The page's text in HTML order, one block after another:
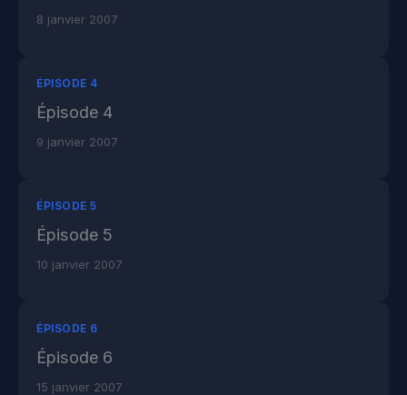
8 janvier 2007
ÉPISODE 4
Épisode 4
9 janvier 2007
ÉPISODE 5
Épisode 5
10 janvier 2007
ÉPISODE 6
Épisode 6
15 janvier 2007